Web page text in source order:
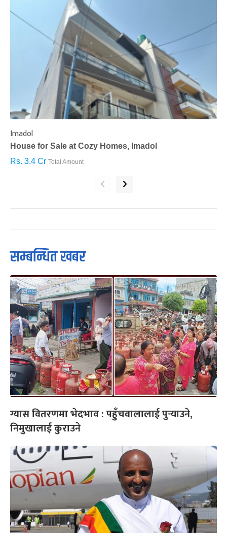
Imadol
House for Sale at Cozy Homes, Imadol
Rs. 3.4 Cr Total Amount
‹ ›
सम्बन्धित खबर
ग्यास वितरणमा भेदभाव : पहुँचवालालाई पुर्‍याउने,
निमुखालाई कुराउने